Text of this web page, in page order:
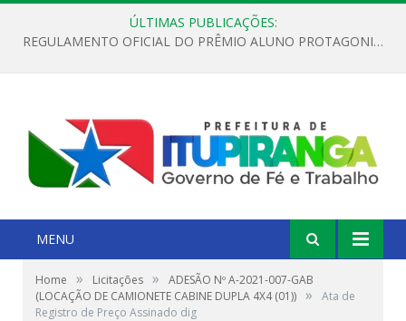
ÚLTIMAS PUBLICAÇÕES:
REGULAMENTO OFICIAL DO PRÊMIO ALUNO PROTAGONISTA – EDIÇÃO 2026
MENU
Home » Licitações »
ADESÃO Nº A-2021-007-GAB
(LOCAÇÃO DE CAMIONETE CABINE DUPLA 4X4 (01)) »
Ata de
Registro de Preço Assinado dig